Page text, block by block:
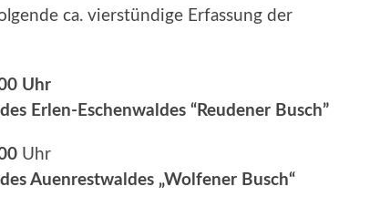
ca. vierstündige Erfassung der
Uhr
Erlen-Eschenwaldes “Reudener Busch”
Uhr
Auenrestwaldes „Wolfener Busch“